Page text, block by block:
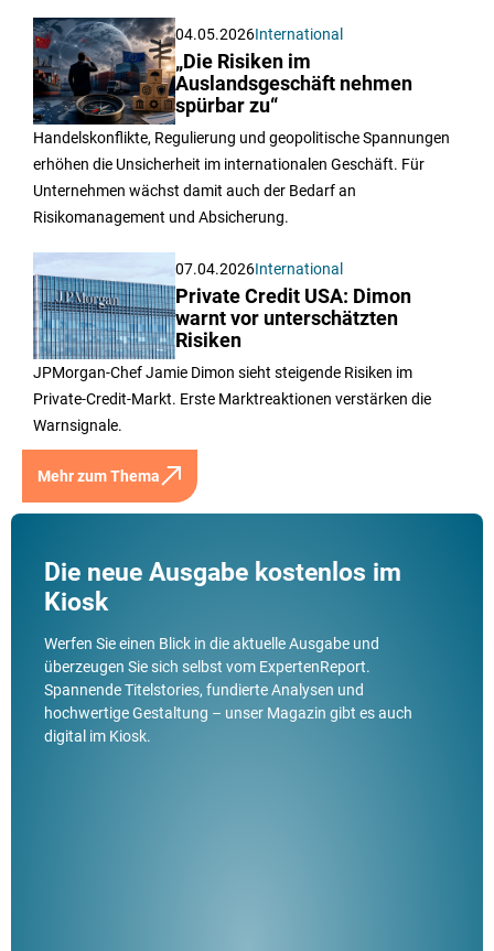
04.05.2026International
„Die Risiken im
Auslandsgeschäft nehmen
spürbar zu“
Handelskonflikte, Regulierung und geopolitische Spannungen
erhöhen die Unsicherheit im internationalen Geschäft. Für
Unternehmen wächst damit auch der Bedarf an
Risikomanagement und Absicherung.
07.04.2026International
Private Credit USA: Dimon
warnt vor unterschätzten
Risiken
JPMorgan-Chef Jamie Dimon sieht steigende Risiken im
Private-Credit-Markt. Erste Marktreaktionen verstärken die
Warnsignale.
Mehr zum Thema
Die neue Ausgabe kostenlos im
Kiosk
Werfen Sie einen Blick in die aktuelle Ausgabe und
überzeugen Sie sich selbst vom ExpertenReport.
Spannende Titelstories, fundierte Analysen und
hochwertige Gestaltung – unser Magazin gibt es auch
digital im Kiosk.